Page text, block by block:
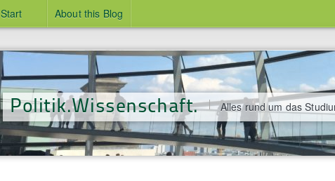
Start About this Blog
Politik.Wissenschaft. Alles rund um das